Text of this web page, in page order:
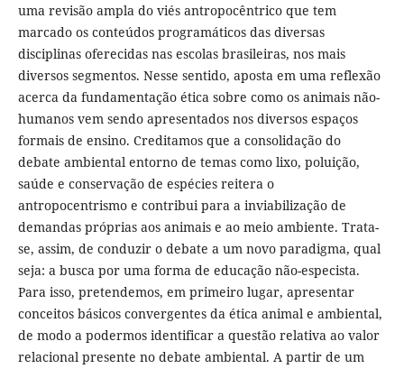
uma revisão ampla do viés antropocêntrico que tem
marcado os conteúdos programáticos das diversas
disciplinas oferecidas nas escolas brasileiras, nos mais
diversos segmentos. Nesse sentido, aposta em uma reflexão
acerca da fundamentação ética sobre como os animais não-
humanos vem sendo apresentados nos diversos espaços
formais de ensino. Creditamos que a consolidação do
debate ambiental entorno de temas como lixo, poluição,
saúde e conservação de espécies reitera o
antropocentrismo e contribui para a inviabilização de
demandas próprias aos animais e ao meio ambiente. Trata-
se, assim, de conduzir o debate a um novo paradigma, qual
seja: a busca por uma forma de educação não-especista.
Para isso, pretendemos, em primeiro lugar, apresentar
conceitos básicos convergentes da ética animal e ambiental,
de modo a podermos identificar a questão relativa ao valor
relacional presente no debate ambiental. A partir de um